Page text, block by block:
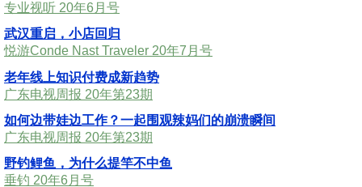
专业视听 20年6月号
武汉重启，小店回归
悦游Conde Nast Traveler 20年7月号
老年线上知识付费成新趋势
广东电视周报 20年第23期
如何边带娃边工作？一起围观辣妈们的崩溃瞬间
广东电视周报 20年第23期
野钓鲤鱼，为什么提竿不中鱼
垂钓 20年6月号